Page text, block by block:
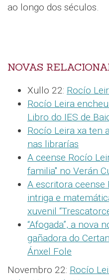
ao longo dos séculos.
NOVAS
Xullo 22: Rocío
Rocío Leira
Libro do IES de
Rocío Leira xa ten
nas librarías
A ceense Rocío
familia" no Verán
A escritora
intriga e
xuvenil
“Afogada”, a nova
gañadora do
Ánxel Fole
Novembro 22: Rocío